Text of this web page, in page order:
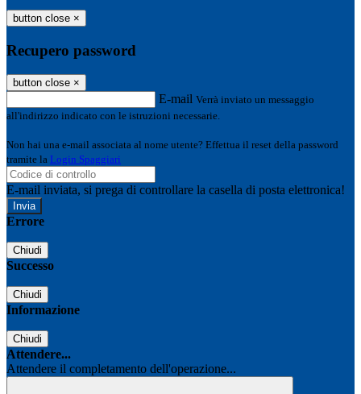
button close ×
Recupero password
button close ×
E-mail Verrà inviato un messaggio
all'indirizzo indicato con le istruzioni necessarie.
Non hai una e-mail associata al nome utente? Effettua il reset della password
tramite la Login Spaggiari
E-mail inviata, si prega di controllare la casella di posta elettronica!
Errore
Chiudi
Successo
Chiudi
Informazione
Chiudi
Attendere...
Attendere il completamento dell'operazione...